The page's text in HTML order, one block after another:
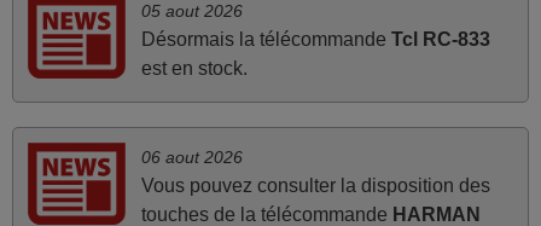
avril 2026
Ravie de voir que ma commande effectuée a 13h30est
deja traitée et expédiée Je vous en remercie d’avance et
attend la réception Encore merci
Jacqueline,
FRANCE
05 aout 2026
Désormais la télécommande Tcl RC-833
est en stock.
06 aout 2026
Vous pouvez consulter la disposition des
touches de la télécommande HARMAN